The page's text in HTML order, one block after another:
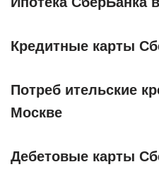
Кредитные карты
Потреб ительские
Москве
Дебетовые карты